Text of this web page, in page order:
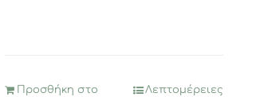
Προσθήκη στο
Λεπτομέρειες